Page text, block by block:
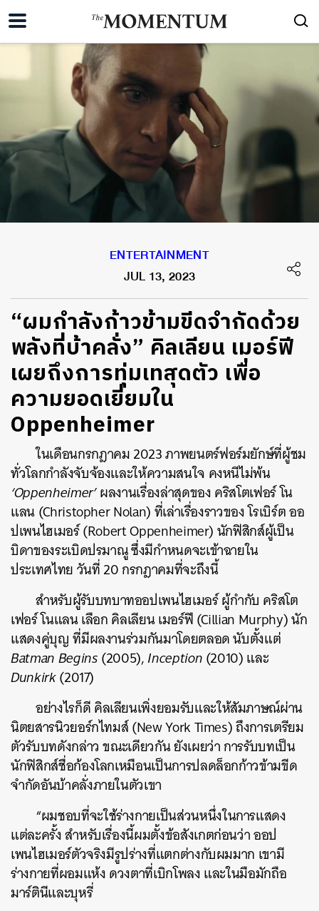
ENTERTAINMENT
JUL 13, 2023
“ผมกำลังก้าวข้ามขีดจำกัดด้วย
พลังที่บ้าคลั่ง” คิลเลียน เมอร์ฟี
เผยถึงการทุ่มเทสุดตัว เพื่อ
ความยอดเยี่ยมใน
Oppenheimer
ในเดือนกรกฎาคม 2023 ภาพยนตร์ฟอร์มยักษ์ที่ผู้ชม
ทั่วโลกกำลังจับจ้องและให้ความสนใจ คงหนีไม่พ้น
‘Oppenheimer’ผลงานเรื่องล่าสุดของ คริสโตเฟอร์ โน
แลน (Christopher Nolan) ที่เล่าเรื่องราวของ โรเบิร์ต ออ
ปเพนไฮเมอร์ (Robert Oppenheimer) นักฟิสิกส์ผู้เป็น
บิดาของระเบิดปรมาณู ซึ่งมีกำหนดจะเข้าฉายใน
ประเทศไทย วันที่ 20 กรกฎาคมที่จะถึงนี้
สำหรับผู้รับบทบาทออปเพนไฮเมอร์ ผู้กำกับ คริสโต
เฟอร์ โนแลน เลือก คิลเลียน เมอร์ฟี (Cillian Murphy) นัก
แสดงคู่บุญ ที่มีผลงานร่วมกันมาโดยตลอด นับตั้งแต่
Batman Begins(2005),Inception(2010) และ
Dunkirk(2017)
อย่างไรก็ดี คิลเลียนเพิ่งยอมรับและให้สัมภาษณ์ผ่าน
นิตยสารนิวยอร์กไทมส์ (New York Times) ถึงการเตรียม
ตัวรับบทดังกล่าว ขณะเดียวกัน ยังเผยว่า การรับบทเป็น
นักฟิสิกส์ชื่อก้องโลกเหมือนเป็นการปลดล็อกก้าวข้ามขีด
จำกัดอันบ้าคลั่งภายในตัวเขา
“ผมชอบที่จะใช้ร่างกายเป็นส่วนหนึ่งในการแสดง
แต่ละครั้ง สำหรับเรื่องนี้ผมตั้งข้อสังเกตก่อนว่า ออป
เพนไฮเมอร์ตัวจริงมีรูปร่างที่แตกต่างกับผมมาก เขามี
ร่างกายที่ผอมแห้ง ดวงตาที่เบิกโพลง และในมือมักถือ
มาร์ตินีและบุหรี่